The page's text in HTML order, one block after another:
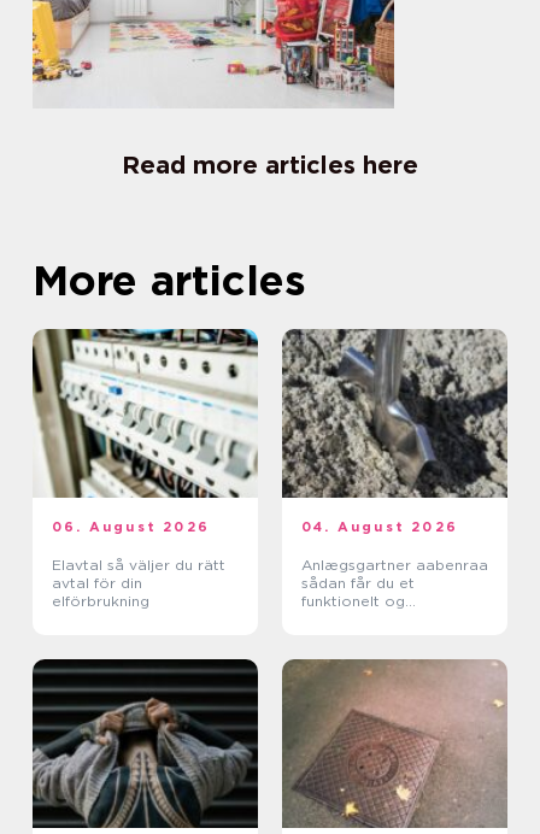
Read more articles here
More articles
06. August 2026
Elavtal så väljer du rätt
avtal för din
elförbrukning
04. August 2026
Anlægsgartner aabenraa
sådan får du et
funktionelt og